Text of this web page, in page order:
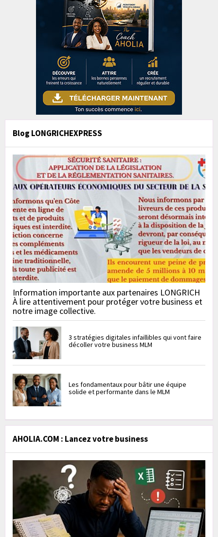
Blog LONGRICHEXPRESS
Information importante aux partenaires LONGRICH
À lire attentivement pour protéger votre business et
notre image collective.
3 stratégies digitales infaillibles qui vont faire
décoller votre business MLM
Les fondamentaux pour bâtir une équipe
solide et performante dans le MLM
AHOLIA.COM : Lancez votre business